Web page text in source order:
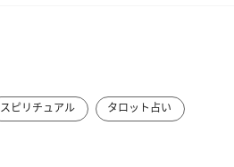
スピリチュアル
タロット占い